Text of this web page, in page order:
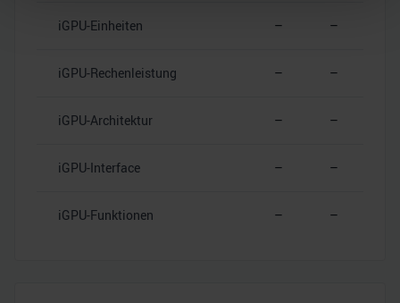
personalisieren, Funktionen für soziale Medien anbieten
analysieren. Außerdem geben wir Informationen zu Ihrer
haben oder die sie im Rahmen Ihrer Nutzung der Dienste
iGPU-Einheiten – –
iGPU-Rechenleistung – –
iGPU-Architektur – –
iGPU-Interface – –
iGPU-Funktionen – –